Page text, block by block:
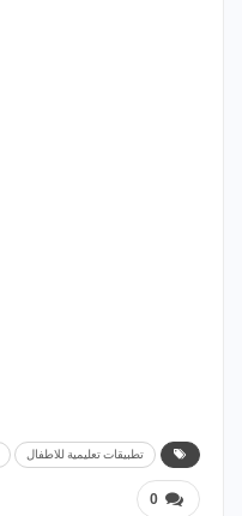
تطبيقات تعليمية للاطفال
0